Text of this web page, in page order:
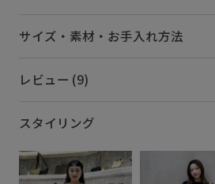
サイズ・素材・お手入れ方法
レビュー (9)
スタイリング